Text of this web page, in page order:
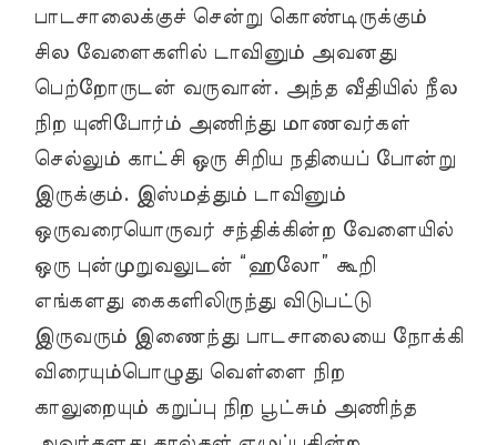
பாடசாலைக்குச் சென்று கொண்டிருக்கும்
சில வேளைகளில் டாவினும் அவனது
பெற்றோருடன் வருவான். அந்த வீதியில் நீல
நிற யுனிபோர்ம் அணிந்து மாணவர்கள்
செல்லும் காட்சி ஒரு சிறிய நதியைப் போன்று
இருக்கும். இஸ்மத்தும் டாவினும்
ஒருவரையொருவர் சந்திக்கின்ற வேளையில்
ஒரு புன்முறுவலுடன் “ஹலோ” கூறி
எங்களது கைகளிலிருந்து விடுபட்டு
இருவரும் இணைந்து பாடசாலையை நோக்கி
விரையும்பொழுது வெள்ளை நிற
காலுறையும் கறுப்பு நிற பூட்சும் அணிந்த